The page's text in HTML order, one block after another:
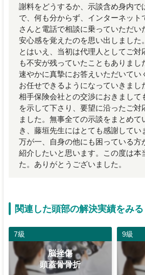
謝料をどうするか、示談含め身内で
で、何も分からず、インターネット
さんと電話で相談に乗っていただい
安心感を覚えたのを思い出しました。
とはいえ、当初は代理人としてご対
も不安が残っていたこともありまし
速やかに真摯にお答えいただいてい
お任せできるようになっていきまし
相手保険会社との交渉におきまして
を示して下さり、要望に沿ったご対
ました。無事全ての示談をまとめて
き、藤垣先生にはとても感謝してい
万が一、自身の他にも困っている方
紹介したいと思います。この度は本
た。ありがとうございました。
関連した頭部の解決実績をみる
7級
脳挫傷
頭蓋骨骨折
9級